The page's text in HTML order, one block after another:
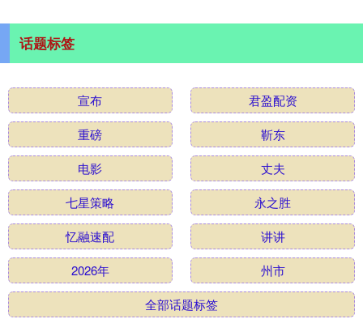
话题标签
宣布
君盈配资
重磅
靳东
电影
丈夫
七星策略
永之胜
忆融速配
讲讲
2026年
州市
全部话题标签